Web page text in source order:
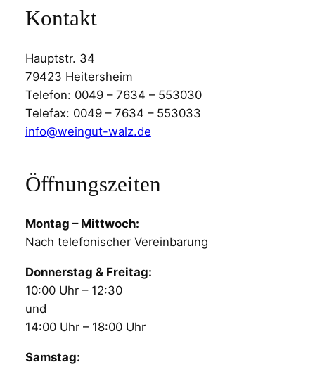
Kontakt
Hauptstr. 34
79423 Heitersheim
Telefon: 0049 – 7634 – 553030
Telefax: 0049 – 7634 – 553033
info@weingut-walz.de
Öffnungszeiten
Montag – Mittwoch:
Nach telefonischer Vereinbarung
Donnerstag & Freitag:
10:00 Uhr – 12:30
und
14:00 Uhr – 18:00 Uhr
Samstag: